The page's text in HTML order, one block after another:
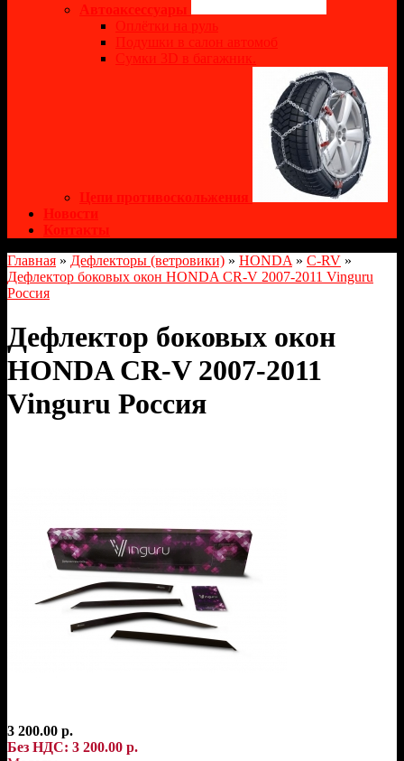
Автоаксессуары
Оплётки на руль
Подушки в салон автомоб
Сумки 3D в багажник.
Цепи противоскольжения
Новости
Контакты
Главная » Дефлекторы (ветровики) » HONDA » C-RV »
Дефлектор боковых окон HONDA CR-V 2007-2011 Vinguru
Россия
Дефлектор боковых окон
HONDA CR-V 2007-2011
Vinguru Россия
3 200.00 р.
Без НДС: 3 200.00 р.